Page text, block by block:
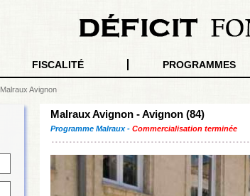
FISCALITÉ PROGRAMMES
Malraux Avignon
Malraux Avignon - Avignon (84)
Programme Malraux - Commercialisation terminée